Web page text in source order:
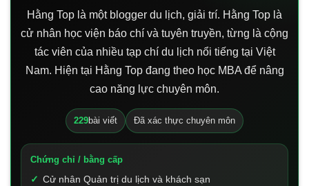
Hằng Top là một blogger du lịch, giải trí. Hằng Top là
cử nhân học viện báo chí và tuyên truyền, từng là cộng
tác viên của nhiều tạp chí du lịch nổi tiếng tại Việt
Nam. Hiện tại Hằng Top đang theo học MBA để nâng
cao năng lực chuyên môn.
229bài viết Đã xác thực chuyên môn
Chứng chỉ / bằng cấp
Cử nhân Quản trị du lịch và khách sạn